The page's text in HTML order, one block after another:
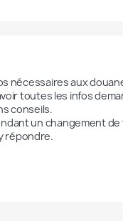
nécessaires aux
toutes les infos
conseils.
un changement
répondre.